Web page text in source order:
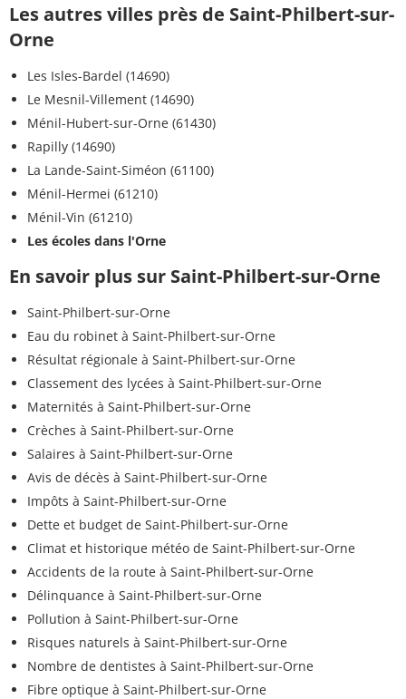
Les autres villes près de Saint-Philbert-sur-
Orne
Les Isles-Bardel (14690)
Le Mesnil-Villement (14690)
Ménil-Hubert-sur-Orne (61430)
Rapilly (14690)
La Lande-Saint-Siméon (61100)
Ménil-Hermei (61210)
Ménil-Vin (61210)
Les écoles dans l'Orne
En savoir plus sur Saint-Philbert-sur-Orne
Saint-Philbert-sur-Orne
Eau du robinet à Saint-Philbert-sur-Orne
Résultat régionale à Saint-Philbert-sur-Orne
Classement des lycées à Saint-Philbert-sur-Orne
Maternités à Saint-Philbert-sur-Orne
Crèches à Saint-Philbert-sur-Orne
Salaires à Saint-Philbert-sur-Orne
Avis de décès à Saint-Philbert-sur-Orne
Impôts à Saint-Philbert-sur-Orne
Dette et budget de Saint-Philbert-sur-Orne
Climat et historique météo de Saint-Philbert-sur-Orne
Accidents de la route à Saint-Philbert-sur-Orne
Délinquance à Saint-Philbert-sur-Orne
Pollution à Saint-Philbert-sur-Orne
Risques naturels à Saint-Philbert-sur-Orne
Nombre de dentistes à Saint-Philbert-sur-Orne
Fibre optique à Saint-Philbert-sur-Orne